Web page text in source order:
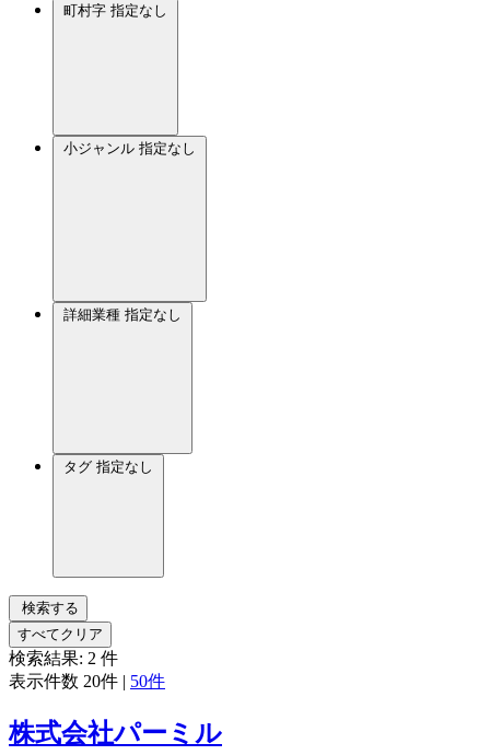
町村字 指定なし
小ジャンル 指定なし
詳細業種 指定なし
タグ 指定なし
検索する
すべてクリア
検索結果: 2 件
表示件数 20件 | 50件
株式会社パーミル